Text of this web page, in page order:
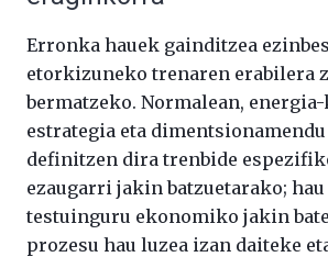
Erronka hauek gainditzea
etorkizuneko trenaren erabilera
bermatzeko. Normalean,
estrategia eta
definitzen dira trenbide
ezaugarri jakin batzuetarako;
testuinguru ekonomiko jakin
prozesu hau luzea izan daiteke